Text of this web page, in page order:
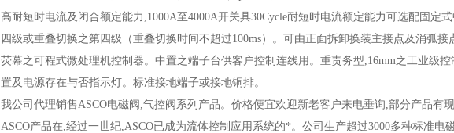
高耐短时电流及闭合额定能力,1000A至4000A开关具30Cycle耐短时电流额定能力可选配固定
四级或重叠切换之第四级（重叠切换时间不超过100ms）。可由正面拆卸换装主接点及消弧
荧幕之可程式微处理机控制器。中置之端子台供客户控制连线用。重责务型,16mm之工业级
置及电源存在与否指示灯。标准接地端子或接地铜排。
我公司代理销售ASCO电磁阀,气控阀系列产品。价格便宜欢迎新老客户来电垂询,部分产品有
ASCO产品在,经过一世纪,ASCO已成为流体控制应用系统的*。公司生产超过3000多种标准电